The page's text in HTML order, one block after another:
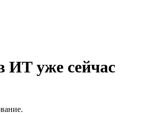
ИТ уже сейчас